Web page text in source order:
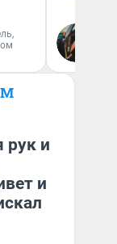
рук и
и